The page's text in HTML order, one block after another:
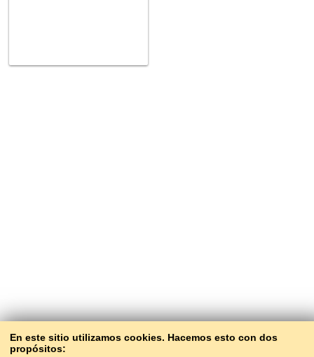
En este sitio utilizamos cookies. Hacemos esto con dos
propósitos: